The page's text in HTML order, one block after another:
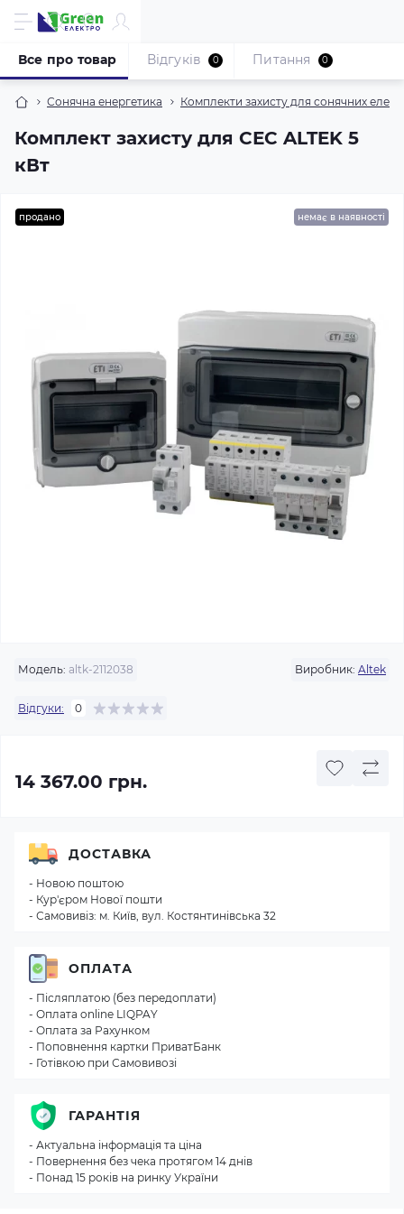
Сонячна енергетика Комплекти захисту для сонячних
Комплект захисту для СЕС ALTEK 5
кВт
Все про товар Відгуків 0 Питання 0
продано немає в наявності
Модель: altk-2112038 Виробник: Altek
Відгуки: 0
14 367.00 грн.
ДОСТАВКА
- Новою поштою
- Кур'єром Нової пошти
- Самовивіз: м. Київ, вул. Костянтинівська 32
ОПЛАТА
- Післяплатою (без передоплати)
- Оплата online LIQPAY
- Оплата за Рахунком
- Поповнення картки ПриватБанк
- Готівкою при Самовивозі
ГАРАНТІЯ
- Актуальна інформація та ціна
- Повернення без чека протягом 14 днів
- Понад 15 років на ринку України